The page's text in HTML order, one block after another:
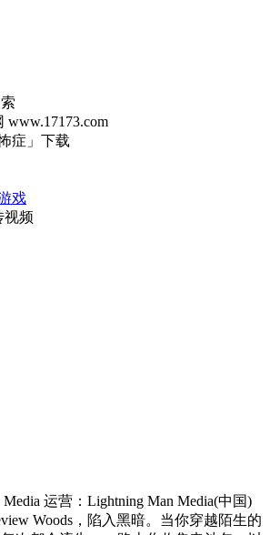
www.17173.com
症」 下载
戏
运营：Lightning Man Media(中国)
Woods，陷入黑暗。当你穿越陌生的